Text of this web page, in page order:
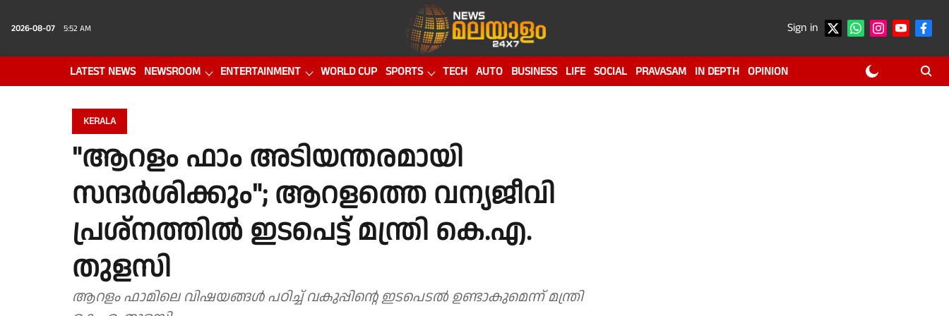
2026-08-07 5:52 AM Sign in
LATEST NEWS NEWSROOM ENTERTAINMENT WORLD CUP SPORTS TECH AUTO BUSINESS LIFE SOCIAL PRAVASAM IN DEPTH OPINION
KERALA
"ആറളം ഫാം അടിയന്തരമായി
സന്ദർശിക്കും"; ആറളത്തെ വന്യജീവി
പ്രശ്നത്തിൽ ഇടപെട്ട് മന്ത്രി കെ.എ.
തുളസി
ആറളം ഫാമിലെ വിഷയങ്ങൾ പഠിച്ച് വകുപ്പിൻ്റെ ഇടപെടൽ ഉണ്ടാകുമെന്ന് മന്ത്രി